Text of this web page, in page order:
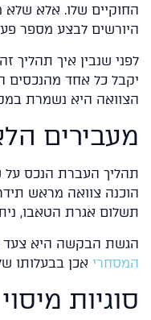
החוקיים שלו. אלא
היורשים לבצע מספר
לפני שנבין איך תהליך
יקבל כל אחד מהנכסים
הצוואה היא נשמרת
מעבירים
תהליך העברת הנכס
הוכנה צוואה מראש
תשלום אגרת הטאבו,
הגשת הבקשה היא צעד
המסחרי אכן בבעלותו
סוגיות